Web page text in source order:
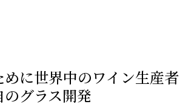
に世界中のワイン生産者
グラス開発